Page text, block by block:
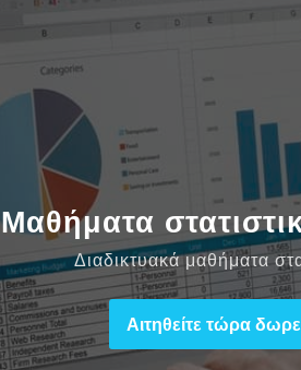
Μαθήματα
Διαδικτυακά μαθήματα
Αιτηθείτε τώρα